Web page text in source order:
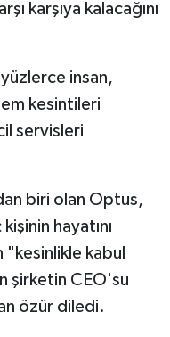
karşıya kalacağını
yüzlerce insan,
kesintileri
servisleri
biri olan Optus,
hayatını
"kesinlikle kabul
şirketin CEO'su
özür diledi.